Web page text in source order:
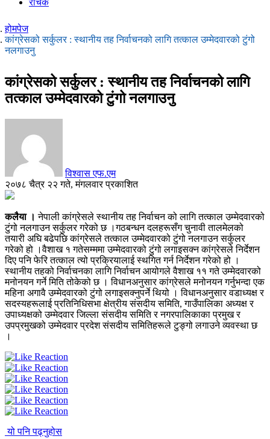
रोचक
होमपेज
कांग्रेसको सर्कुलर : स्थानीय तह निर्वाचनको लागि तत्काल उम्मेदवारको टुंगो
नलगाउनु
कांग्रेसको सर्कुलर : स्थानीय तह निर्वाचनको लागि
तत्काल उम्मेदवारको टुंगो नलगाउनु
विश्वास एफ.एम
२०७८ चैत्र २२ गते, मंगलवार प्रकाशित
कलैया ।नेपाली कांग्रेसले स्थानीय तह निर्वाचन को लागि तत्काल उम्मेदवारको
टुंगो नलगाउन सर्कुलर गरेको छ ।गठबन्धन दलहरूसँग चुनावी तालमेलको
तयारी अघि बढेपछि कांग्रेसले तत्काल उम्मेदवारको टुंगो नलगाउन सर्कुलर
गरेको हो ।वैशाख १ गतेसम्ममा उम्मेदवारको टुंगो लगाइसक्न कांग्रेसले निर्देशन
दिए पनि फेरि तत्काल त्यो प्रक्रियालाई स्थगित गर्न निर्देशन गरेको हो ।
स्थानीय तहको निर्वाचनका लागि निर्वाचन आयोगले वैशाख ११ गते उम्मेदवारको
मनोनयन गर्ने मिति तोकेको छ । विधानअनुसार कांग्रेसले मनोनयन गर्नुभन्दा एक
महिना अगावै उम्मेदवारको टुंगो लगाइसक्नुपर्ने थियो । विधानअनुसार वडाध्यक्ष र
सदस्यहरूलाई प्रतिनिधिसभा क्षेत्रीय संसदीय समिति, गाउँपालिका अध्यक्ष र
उपाध्यक्षको उम्मेदवार जिल्ला संसदीय समिति र नगरपालिकाका प्रमुख र
उपप्रमुखको उम्मेदवार प्रदेश संसदीय समितिहरूले टुङ्गो लगाउने व्यवस्था छ
।
यो पनि पढ्नुहोस